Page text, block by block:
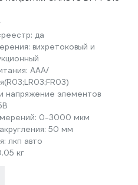
да
вихретоковый и
AAA/
напряжение элементов
0-3000 мкм
50 мм
лкп авто
кг